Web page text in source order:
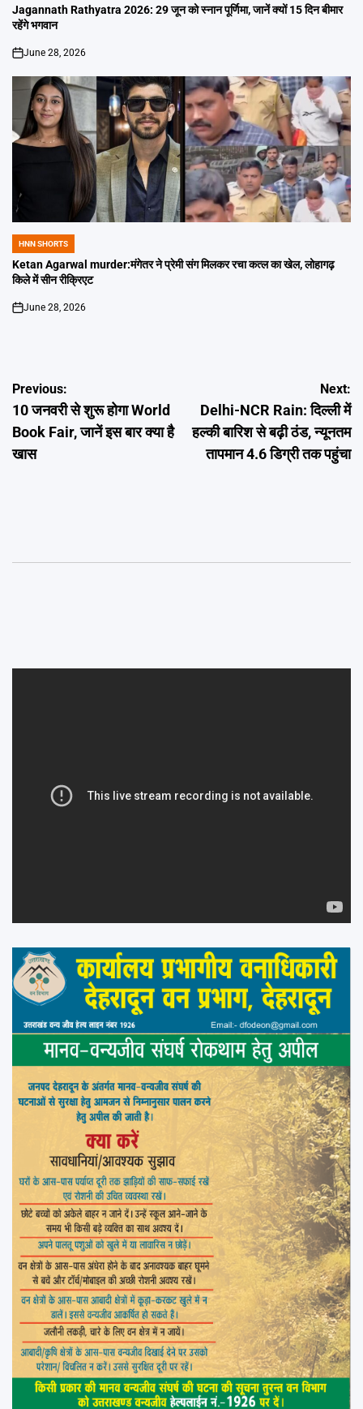
IN
Jagannath Rathyatra 2026: 29 जून को स्नान पूर्णिमा, जानें क्यों 15 दिन बीमार
रहेंगे भगवान
on
June 28, 2026
POSTED
IN
HNN SHORTS
Ketan Agarwal murder:मंगेतर ने प्रेमी संग मिलकर रचा कत्ल का खेल, लोहागढ़
किले में सीन रीक्रिएट
on
June 28, 2026
Post
navigation
Previous:
10 जनवरी से शुरू होगा World
Book Fair, जानें इस बार क्या है
खास
Next:
Delhi-NCR Rain: दिल्ली में
हल्की बारिश से बढ़ी ठंड, न्यूनतम
तापमान 4.6 डिग्री तक पहुंचा